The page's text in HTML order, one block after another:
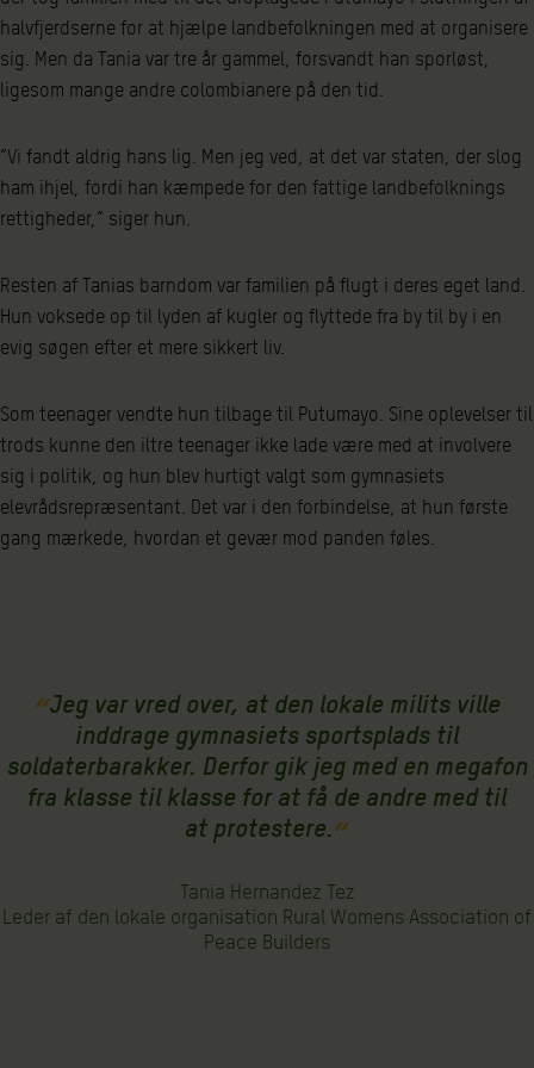
halvfjerdserne for at hjælpe landbefolkningen med at organisere
sig. Men da Tania var tre år gammel, forsvandt han sporløst,
ligesom mange andre colombianere på den tid.
”Vi fandt aldrig hans lig. Men jeg ved, at det var staten, der slog
ham ihjel, fordi han kæmpede for den fattige landbefolknings
rettigheder,” siger hun.
Resten af Tanias barndom var familien på flugt i deres eget land.
Hun voksede op til lyden af kugler og flyttede fra by til by i en
evig søgen efter et mere sikkert liv.
Som teenager vendte hun tilbage til Putumayo. Sine oplevelser til
trods kunne den iltre teenager ikke lade være med at involvere
sig i politik, og hun blev hurtigt valgt som gymnasiets
elevrådsrepræsentant. Det var i den forbindelse, at hun første
gang mærkede, hvordan et gevær mod panden føles.
Jeg var vred over, at den lokale milits ville
inddrage gymnasiets sportsplads til
soldaterbarakker. Derfor gik jeg med en megafon
fra klasse til klasse for at få de andre med til
at protestere.
Tania Hernandez Tez
Leder af den lokale organisation Rural Womens Association of
Peace Builders